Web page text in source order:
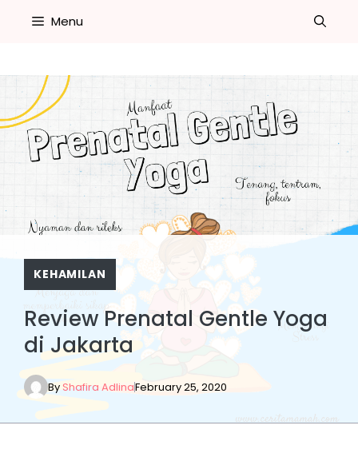
Menu
KEHAMILAN
Review Prenatal Gentle Yoga
di Jakarta
ByShafira AdlinaFebruary 25, 2020